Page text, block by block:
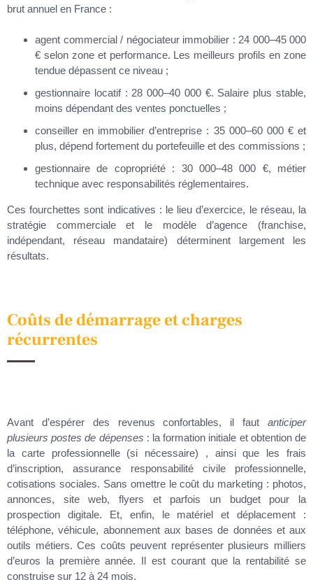
brut annuel en France :
agent commercial / négociateur immobilier : 24 000–45 000
€ selon zone et performance. Les meilleurs profils en zone
tendue dépassent ce niveau ;
gestionnaire locatif : 28 000–40 000 €. Salaire plus stable,
moins dépendant des ventes ponctuelles ;
conseiller en immobilier d’entreprise : 35 000–60 000 € et
plus, dépend fortement du portefeuille et des commissions ;
gestionnaire de copropriété : 30 000–48 000 €, métier
technique avec responsabilités réglementaires.
Ces fourchettes sont indicatives : le lieu d’exercice, le réseau, la
stratégie commerciale et le modèle d’agence (franchise,
indépendant, réseau mandataire) déterminent largement les
résultats.
Coûts de démarrage et charges
récurrentes
Avant d’espérer des revenus confortables, il faut anticiper
plusieurs postes de dépenses : la formation initiale et obtention de
la carte professionnelle (si nécessaire) , ainsi que les frais
d’inscription, assurance responsabilité civile professionnelle,
cotisations sociales. Sans omettre le coût du marketing : photos,
annonces, site web, flyers et parfois un budget pour la
prospection digitale. Et, enfin, le matériel et déplacement :
téléphone, véhicule, abonnement aux bases de données et aux
outils métiers. Ces coûts peuvent représenter plusieurs milliers
d’euros la première année. Il est courant que la rentabilité se
construise sur 12 à 24 mois.